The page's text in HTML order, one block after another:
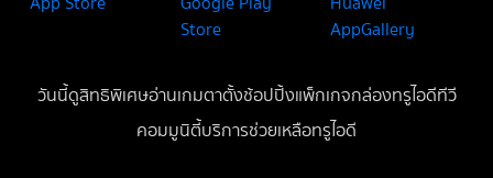
วันนี้ดูสิทธิพิเศษอ่านเกมตาตั้งช้อปปิ้งแพ็กเกจกล่องทรูไอดีทีวี
คอมมูนิตี้บริการช่วยเหลือทรูไอดี